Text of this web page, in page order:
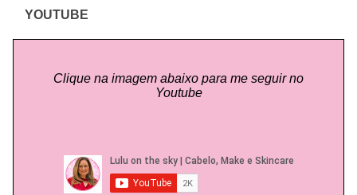
YOUTUBE
Clique na imagem abaixo para me seguir no
Youtube